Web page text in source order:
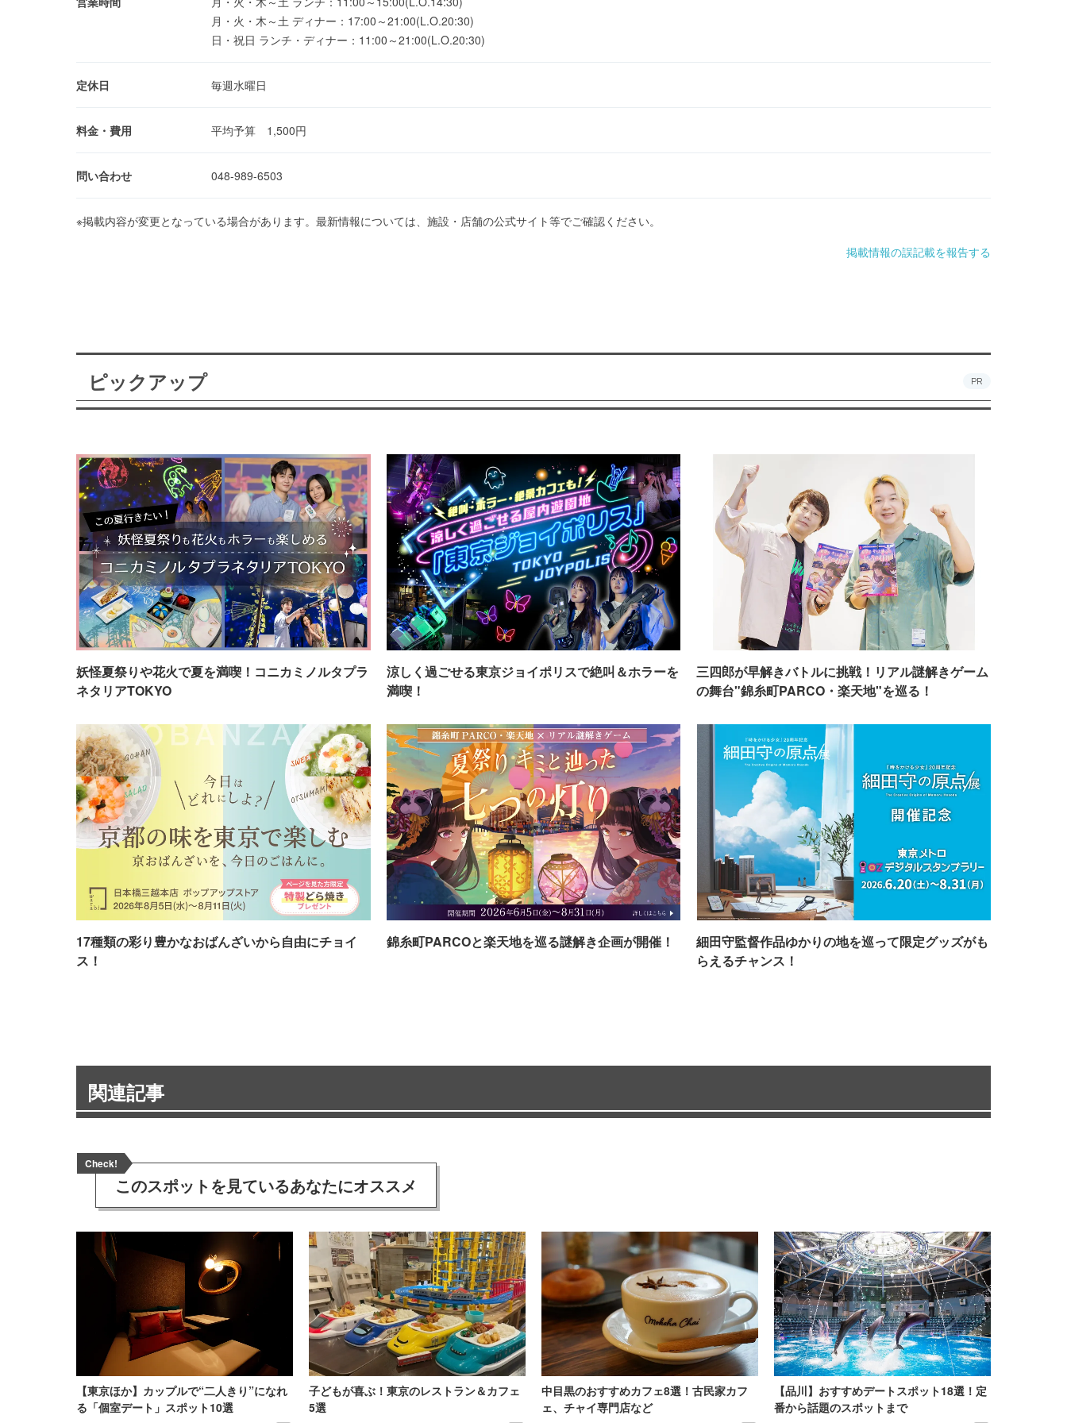
月・火・木～土 ディナー：17:00～21:00(L.O.20:30)
日・祝日 ランチ・ディナー：11:00～21:00(L.O.20:30)
定休日 毎週水曜日
料金・費用 平均予算 1,500円
問い合わせ 048-989-6503
※掲載内容が変更となっている場合があります。最新情報については、施設・店舗の公式サイト等でご確認ください。
掲載情報の誤記載を報告する
ピックアップ PR
妖怪夏祭りや花火で夏を満喫！コニカミノルタプラ
ネタリアTOKYO
涼しく過ごせる東京ジョイポリスで絶叫＆ホラーを
満喫！
三四郎が早解きバトルに挑戦！リアル謎解きゲーム
の舞台"錦糸町PARCO・楽天地"を巡る！
17種類の彩り豊かなおばんざいから自由にチョイ
ス！
錦糸町PARCOと楽天地を巡る謎解き企画が開催！
細田守監督作品ゆかりの地を巡って限定グッズがも
らえるチャンス！
関連記事
Check!
このスポットを見ているあなたにオススメ
【東京ほか】カップルで“二人きり”になれ
る「個室デート」スポット10選
子どもが喜ぶ！東京のレストラン＆カフェ
5選
中目黒のおすすめカフェ8選！古民家カフ
ェ、チャイ専門店など
【品川】おすすめデートスポット18選！定
番から話題のスポットまで